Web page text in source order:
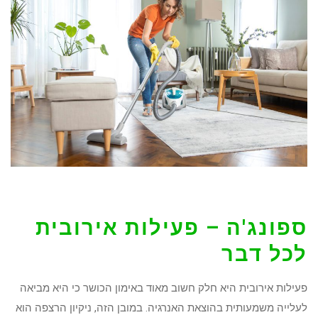
ספונג'ה – פעילות אירובית
לכל דבר
פעילות אירובית היא חלק חשוב מאוד באימון הכושר כי היא מביאה
לעלייה משמעותית בהוצאת האנרגיה. במובן הזה, ניקיון הרצפה הוא